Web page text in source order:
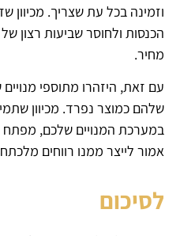
וזמינה בכל עת שצריך. מכיוון
הכנסות ולחוסר שביעות רצון
מחיר.
עם זאת, היזהרו מתוספי
שלהם כמוצר נפרד. מכיוון
במערכת המנויים שלכם, מפתח
אמור לייצר ממנו רווחים
לסיכום